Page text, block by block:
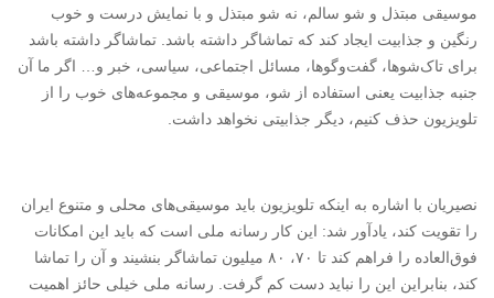
موسیقی مبتذل و شو سالم، نه شو مبتذل و با نمایش درست و خوب
رنگین و جذابیت ایجاد کند که تماشاگر داشته باشد. تماشاگر داشته باشد
برای تاک‌شو‌ها، گفت‌وگوها، مسائل اجتماعی، سیاسی،‌ خبر و… اگر ما آن
جنبه جذابیت یعنی استفاده از شو،‌ موسیقی و مجموعه‌های خوب را از
تلویزیون حذف کنیم، دیگر جذابیتی نخواهد داشت.
نصیریان با اشاره به اینکه تلویزیون باید موسیقی‌های محلی و متنوع ایران
را تقویت کند، یادآور شد: این کار رسانه ملی است که باید این امکانات
فوق‌العاده‌ را فراهم کند تا ۷۰، ۸۰ میلیون تماشاگر بنشیند و آن را تماشا
کند، بنابراین این را نباید دست کم گرفت. رسانه‌ ملی خیلی حائز اهمیت